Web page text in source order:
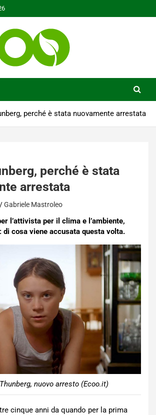
perché è stata nuovamente arrestata
perché è stata
arrestata
Gabriele Mastroleo
l’attivista per il clima e l’ambiente,
di cosa viene accusata questa volta.
nuovo arresto (Ecoo.it)
cinque anni da quando per la prima